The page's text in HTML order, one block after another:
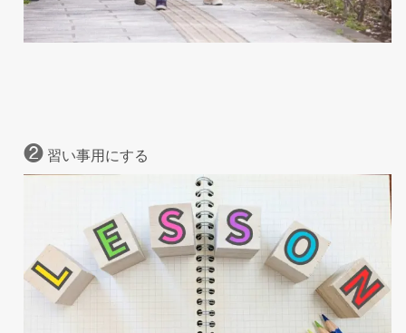
❷ 習い事用にする